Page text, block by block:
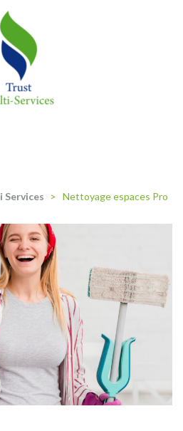
> Nettoyage espaces Pro